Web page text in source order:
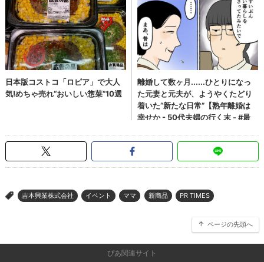
> 吉本興業株式会社 イベント ママ 新商品 PR TIMES
ページの先頭へ
ぴあ関連サイト